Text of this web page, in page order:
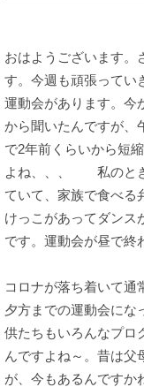
おはようございます。
す。今週も頑張ってい
運動会があります。
から聞いたんですが、
で2年前くらいから短
よね、、、 私のとき
ていて、家族で食べる
けっこがあってダンス
です。運動会が昼で終
コロナが落ち着いて通
夕方までの運動会にな
供たちもいろんなプロ
んですよね～。昔は父
が、今もあるんですか